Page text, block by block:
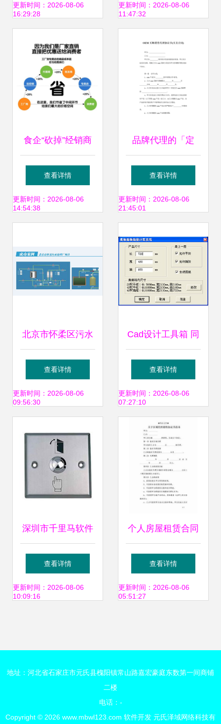
州码头食品厂山东
更新时间：2026-08-06
16:29:28
理的价值与应用
更新时间：2026-08-06
11:47:32
食企“砍掉”经销商
新零售浪潮下的角
色再定义与风险重
查看详情
更新时间：2026-08-06
14:54:38
品牌代理的「定
制」新范式 解读
OEM买断式销售代
值与实践逻辑
查看详情
更新时间：2026-08-06
21:45:01
北京市怀柔区污水
处理厂软件开发 智
慧水务赋能绿色生
查看详情
更新时间：2026-08-06
09:56:30
Cad设计工具箱 同
舟2006与智能打包
方案的双重革新
查看详情
更新时间：2026-08-06
07:27:10
深圳市千里马软件
开发产品中心 专业
定制，驱动企业数
查看详情
更新时间：2026-08-06
10:09:16
个人房屋租赁合同
（软件开发者专用
版）
查看详情
更新时间：2026-08-06
05:51:27
地址：河北省石家庄市元氏县槐阳镇常山路嘉宏豪庭东数第一间商铺
二楼
电话：-
Copyright © 2026 www.mbwl123.com 软件开发 元氏泽域网络科技有